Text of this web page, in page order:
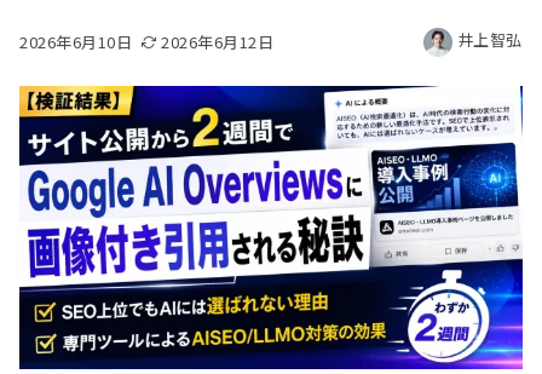
2026年6月10日 2026年6月12日 井上智弘